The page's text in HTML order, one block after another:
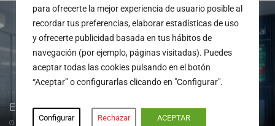
para ofrecerte la mejor experiencia de usuario posible al
recordar tus preferencias, elaborar estadísticas de uso
y ofrecerte publicidad basada en tus hábitos de
navegación (por ejemplo, páginas visitadas). Puedes
aceptar todas las cookies pulsando en el botón
“Aceptar” o configurarlas clicando en "Configurar".
Configurar Rechazar ACEPTAR
El IBEX 35 da un paso atrás desde máximos históricos
10/08/2026